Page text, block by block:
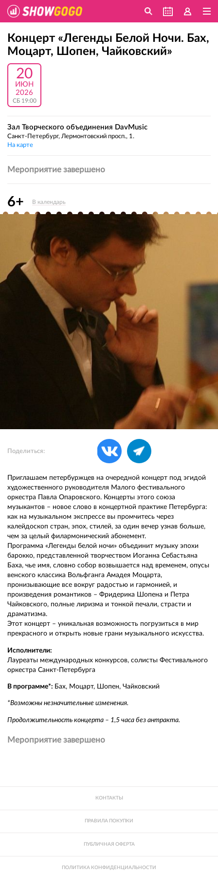
Концерт «Легенды Белой Ночи. Бах,
Моцарт, Шопен, Чайковский»
20
ИЮН
2026
СБ 19:00
Зал Творческого объединения DavMusic
Санкт-Петербург, Лермонтовский просп., 1.
На карте
Мероприятие завершено
6+ В календарь
Поделиться:
Приглашаем петербуржцев на очередной концерт под эгидой
художественного руководителя Малого фестивального
оркестра Павла Опаровского. Концерты этого союза
музыкантов – новое слово в концертной практике Петербурга:
как на музыкальном экспрессе вы промчитесь через
калейдоскоп стран, эпох, стилей, за один вечер узнав больше,
чем за целый филармонический абонемент.
Программа «Легенды белой ночи» объединит музыку эпохи
барокко, представленной творчеством Иоганна Себастьяна
Баха, чье имя, словно собор возвышается над временем, опусы
венского классика Вольфганга Амадея Моцарта,
пронизывающие все вокруг радостью и гармонией, и
произведения романтиков – Фридерика Шопена и Петра
Чайковского, полные лиризма и тонкой печали, страсти и
драматизма.
Этот концерт – уникальная возможность погрузиться в мир
прекрасного и открыть новые грани музыкального искусства.
Исполнители:
Лауреаты международных конкурсов, солисты Фестивального
оркестра Санкт-Петербурга
В программе*: Бах, Моцарт, Шопен, Чайковский
*Возможны незначительные изменения.
Продолжительность концерта – 1,5 часа без антракта.
Мероприятие завершено
КОНТАКТЫ
ПРАВИЛА ПОКУПКИ
ПУБЛИЧНАЯ ОФЕРТА
ПОЛИТИКА КОНФИДЕНЦИАЛЬНОСТИ